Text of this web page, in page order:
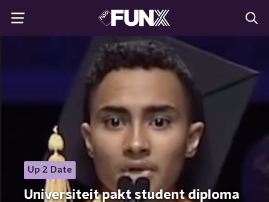
Up 2 Date
Universiteit pakt student diploma